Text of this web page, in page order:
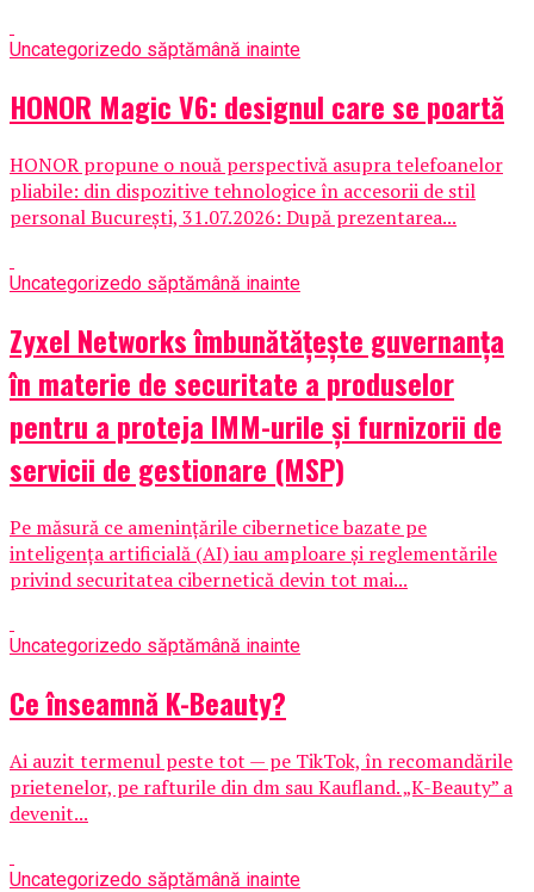
Uncategorizedo săptămână inainte
HONOR Magic V6: designul care se poartă
HONOR propune o nouă perspectivă asupra telefoanelor
pliabile: din dispozitive tehnologice în accesorii de stil
personal București, 31.07.2026: După prezentarea...
Uncategorizedo săptămână inainte
Zyxel Networks îmbunătățește guvernanța
în materie de securitate a produselor
pentru a proteja IMM-urile și furnizorii de
servicii de gestionare (MSP)
Pe măsură ce amenințările cibernetice bazate pe
inteligența artificială (AI) iau amploare și reglementările
privind securitatea cibernetică devin tot mai...
Uncategorizedo săptămână inainte
Ce înseamnă K-Beauty?
Ai auzit termenul peste tot — pe TikTok, în recomandările
prietenelor, pe rafturile din dm sau Kaufland. „K-Beauty” a
devenit...
Uncategorizedo săptămână inainte